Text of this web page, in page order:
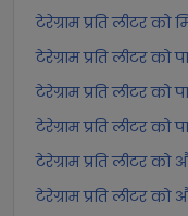
टेरेग्राम प्रति लीटर को
टेरेग्राम प्रति लीटर को
टेरेग्राम प्रति लीटर को
टेरेग्राम प्रति लीटर
टेरेग्राम प्रति लीटर
टेरेग्राम प्रति लीटर